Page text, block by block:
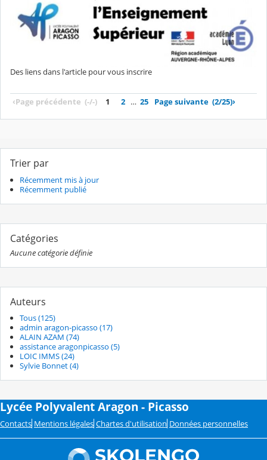
Des liens dans l'article pour vous inscrire
‹Page précédente (-/-) 1 2 … 25 Page suivante (2/25)›
Trier par
Récemment mis à jour
Récemment publié
Catégories
Aucune catégorie définie
Auteurs
Tous (125)
admin aragon-picasso (17)
ALAIN AZAM (74)
assistance aragonpicasso (5)
LOIC IMMS (24)
Sylvie Bonnet (4)
Lycée Polyvalent Aragon - Picasso
Contacts Mentions légales Chartes d'utilisation Données personnelles